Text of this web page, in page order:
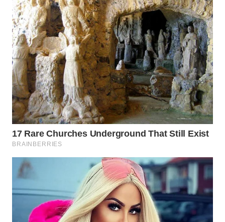
WN
SAMOSIR
WN
PADANG
LAWAS
WN
SUMEDANG
WN
CIANJUR
KEPULAUAN
SERIBU
WN